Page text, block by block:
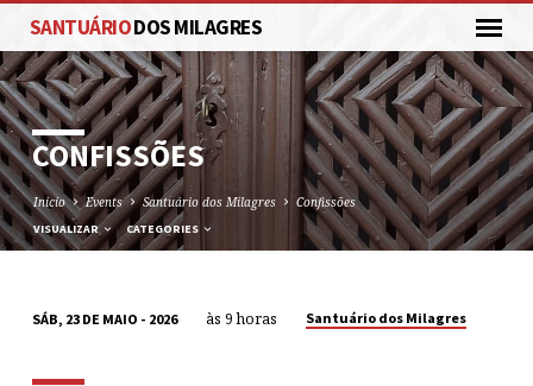
SANTUÁRIODOS MILAGRES
CONFISSÕES
Inicio Events Santuário dos Milagres Confissões
VISUALIZAR CATEGORIES
SÁB, 23 DE MAIO - 2026 às 9 horas Santuário dos Milagres